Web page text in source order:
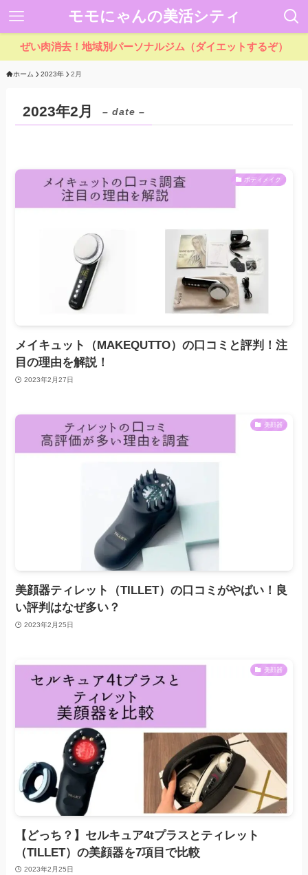
モモにゃんの美活シティ
ぜい肉消去！地域別パーソナルジム（ダイエットするぞ）
ホーム 2023年 2月
2023年2月 – date –
ボディメイク
メイキュット（MAKEQUTTO）の口コミと評判！注
目の理由を解説！
2023年2月27日
美顔器
美顔器ティレット（TILLET）の口コミがやばい！良
い評判はなぜ多い？
2023年2月25日
美顔器
【どっち？】セルキュア4tプラスとティレット
（TILLET）の美顔器を7項目で比較
2023年2月25日